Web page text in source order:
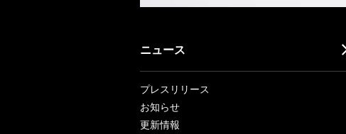
ニュース
プレスリリース
お知らせ
更新情報